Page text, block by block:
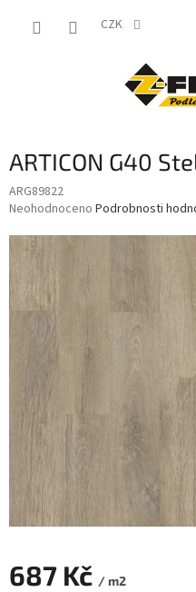
CZK
ARTICON G40
ARG89822
Průměrné
produktu
0,0
z
5
hvězdiček.
Neohodnoceno Podrobnosti
687 Kč / m2